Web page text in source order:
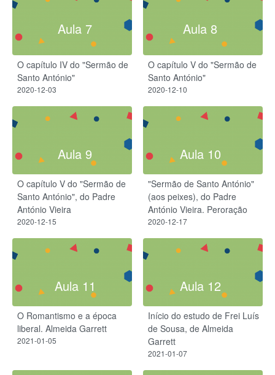
Aula 7
O capítulo IV do "Sermão de
Santo António"
2020-12-03
Aula 8
O capítulo V do "Sermão de
Santo António"
2020-12-10
Aula 9
O capítulo V do "Sermão de
Santo António", do Padre
António Vieira
2020-12-15
Aula 10
"Sermão de Santo António"
(aos peixes), do Padre
António Vieira. Peroração
2020-12-17
Aula 11
O Romantismo e a época
liberal. Almeida Garrett
2021-01-05
Aula 12
Início do estudo de Frei Luís
de Sousa, de Almeida
Garrett
2021-01-07